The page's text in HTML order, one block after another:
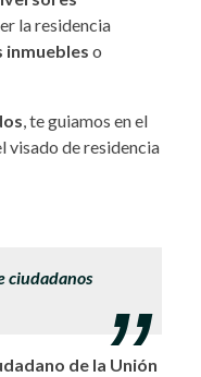
la residencia
inmuebles o
, te guiamos en el
visado de residencia
ciudadanos
de la Unión